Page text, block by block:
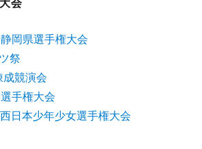
会
岡県選手権大会
祭
成競演会
手権大会
日本少年少女選手権大会